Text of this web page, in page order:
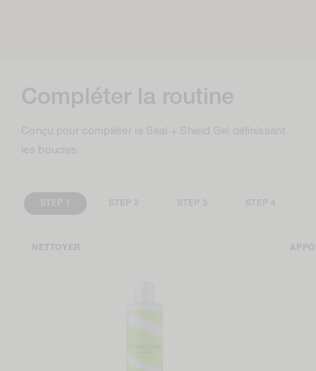
Compléter la routine
Conçu pour compléter le Seal + Shield Gel définissant
les boucles.
STEP 1 STEP 2 STEP 3 STEP 4
NETTOYER